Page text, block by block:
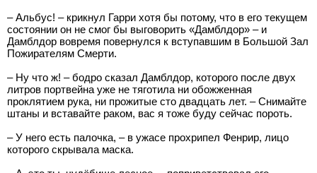
– Альбус! – крикнул Гарри хотя бы потому, что в его текущем
состоянии он не смог бы выговорить «Дамблдор» – и
Дамблдор вовремя повернулся к вступавшим в Большой Зал
Пожирателям Смерти.
– Ну что ж! – бодро сказал Дамблдор, которого после двух
литров портвейна уже не тяготила ни обожженная
проклятием рука, ни прожитые сто двадцать лет. – Снимайте
штаны и вставайте раком, вас я тоже буду сейчас пороть.
– У него есть палочка, – в ужасе прохрипел Фенрир, лицо
которого скрывала маска.